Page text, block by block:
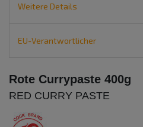
Weitere Details
EU-Verantwortlicher
Rote Currypaste 400g
RED CURRY PASTE